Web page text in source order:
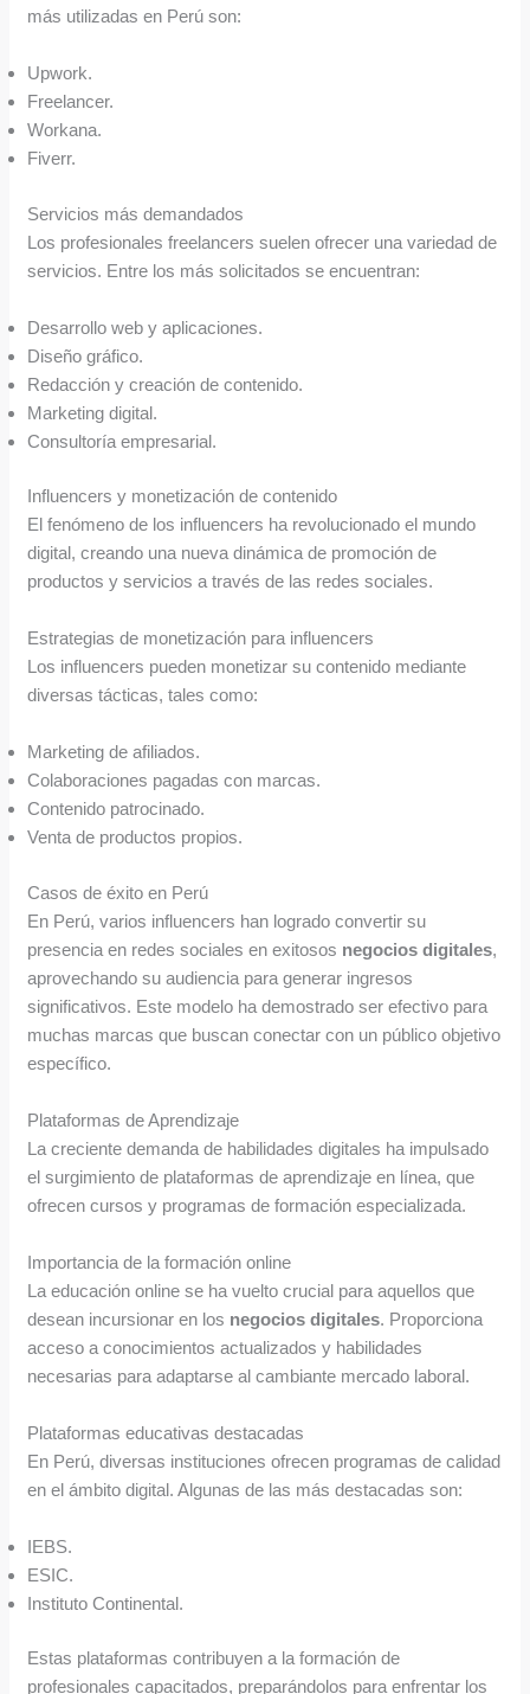
más utilizadas en Perú son:
Upwork.
Freelancer.
Workana.
Fiverr.
Servicios más demandados
Los profesionales freelancers suelen ofrecer una variedad de
servicios. Entre los más solicitados se encuentran:
Desarrollo web y aplicaciones.
Diseño gráfico.
Redacción y creación de contenido.
Marketing digital.
Consultoría empresarial.
Influencers y monetización de contenido
El fenómeno de los influencers ha revolucionado el mundo
digital, creando una nueva dinámica de promoción de
productos y servicios a través de las redes sociales.
Estrategias de monetización para influencers
Los influencers pueden monetizar su contenido mediante
diversas tácticas, tales como:
Marketing de afiliados.
Colaboraciones pagadas con marcas.
Contenido patrocinado.
Venta de productos propios.
Casos de éxito en Perú
En Perú, varios influencers han logrado convertir su
presencia en redes sociales en exitosos negocios digitales,
aprovechando su audiencia para generar ingresos
significativos. Este modelo ha demostrado ser efectivo para
muchas marcas que buscan conectar con un público objetivo
específico.
Plataformas de Aprendizaje
La creciente demanda de habilidades digitales ha impulsado
el surgimiento de plataformas de aprendizaje en línea, que
ofrecen cursos y programas de formación especializada.
Importancia de la formación online
La educación online se ha vuelto crucial para aquellos que
desean incursionar en los negocios digitales. Proporciona
acceso a conocimientos actualizados y habilidades
necesarias para adaptarse al cambiante mercado laboral.
Plataformas educativas destacadas
En Perú, diversas instituciones ofrecen programas de calidad
en el ámbito digital. Algunas de las más destacadas son:
IEBS.
ESIC.
Instituto Continental.
Estas plataformas contribuyen a la formación de
profesionales capacitados, preparándolos para enfrentar los